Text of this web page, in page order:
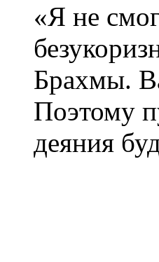
«Я не
Брахмы.
Поэтому
деяния